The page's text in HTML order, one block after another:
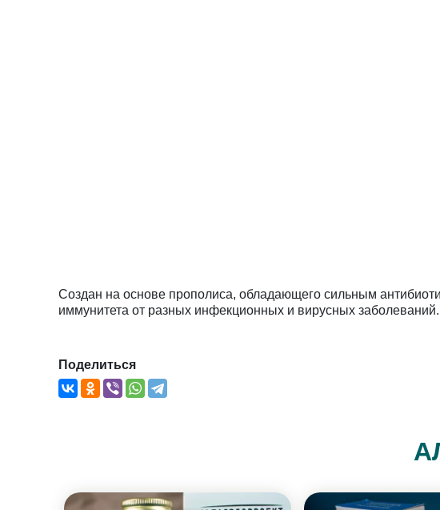
Создан на основе прополиса, обладающего сильным
иммунитета от разных инфекционных и вирусных
Поделиться